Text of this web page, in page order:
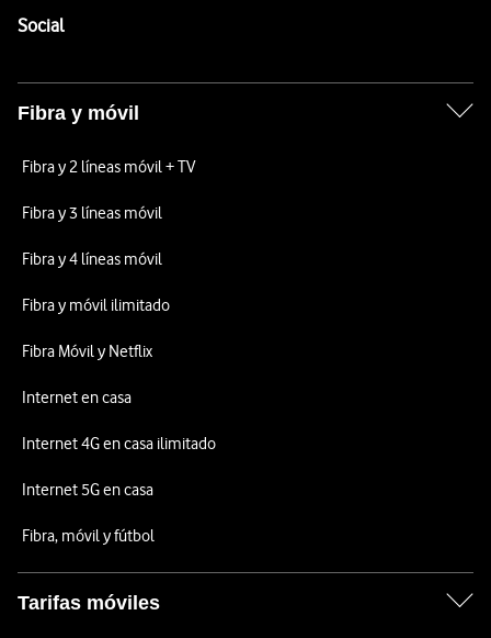
SocialEnlaces a las redes sociales de Vodafone
Fibra y móvil
Fibra y 2 líneas móvil + TV
Fibra y 3 líneas móvil
Fibra y 4 líneas móvil
Fibra y móvil ilimitado
Fibra Móvil y Netflix
Internet en casa
Internet 4G en casa ilimitado
Internet 5G en casa
Fibra, móvil y fútbol
Tarifas móviles